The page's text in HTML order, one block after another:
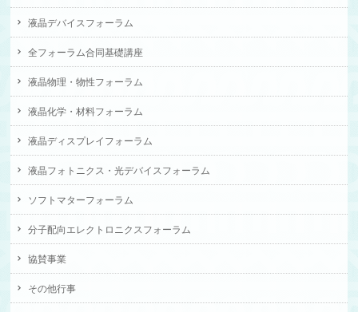
液晶デバイスフォーラム
全フォーラム合同基礎講座
液晶物理・物性フォーラム
液晶化学・材料フォーラム
液晶ディスプレイフォーラム
液晶フォトニクス・光デバイスフォーラム
ソフトマターフォーラム
分子配向エレクトロニクスフォーラム
協賛事業
その他行事